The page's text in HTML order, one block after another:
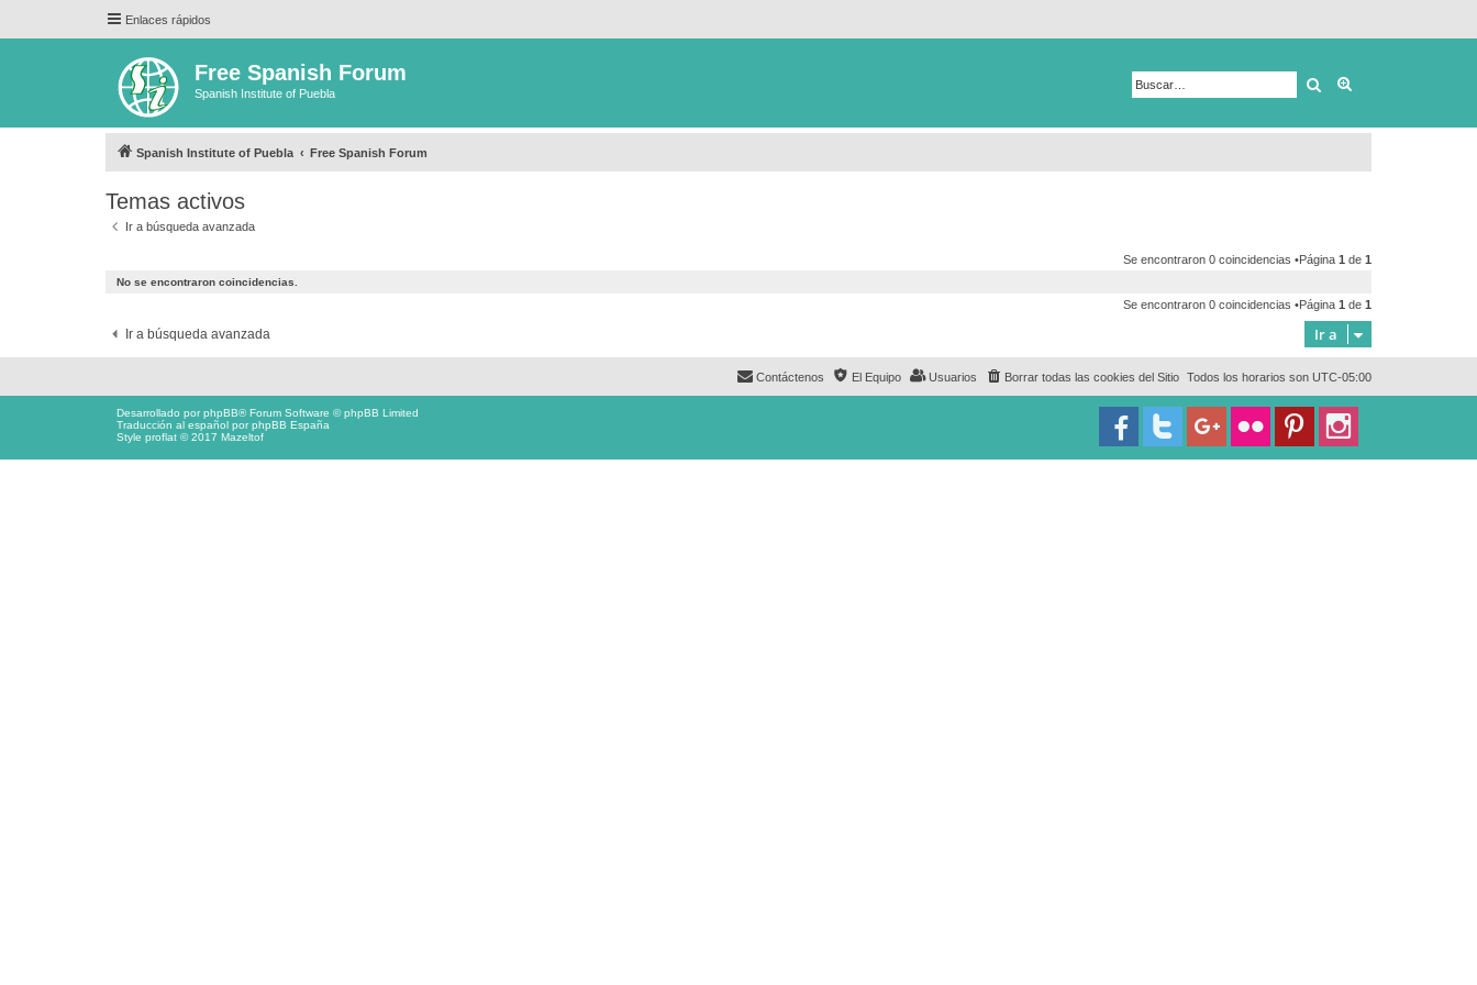
Enlaces rápidos
Free Spanish Forum
Spanish Institute of Puebla Buscar
Spanish Institute of Puebla Free Spanish Forum
Temas activos
Ir a búsqueda avanzada
Se encontraron 0 coincidencias •Página 1 de 1
No se encontraron coincidencias.
Se encontraron 0 coincidencias •Página 1 de 1
Ir a búsqueda avanzada Ir a
Todos los horarios son UTC-05:00
Borrar todas las cookies del Sitio
Usuarios
El Equipo
Contáctenos
Desarrollado porphpBB® Forum Software © phpBB Limited
Traducción al español porphpBB España
Style proflat © 2017 Mazeltof